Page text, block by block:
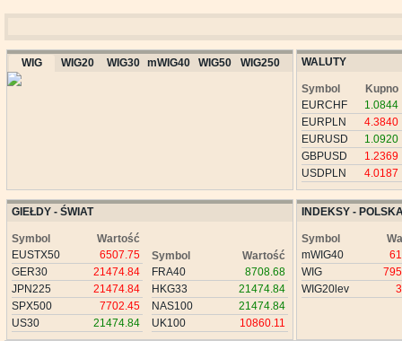
WIG WIG20 WIG30 mWIG40 WIG50 WIG250 WALUTY
Symbol
Kupno
EURCHF
1.0844
EURPLN
4.3840
EURUSD
1.0920
GBPUSD
1.2369
USDPLN
4.0187
GIEŁDY - ŚWIAT
Symbol
Wartość
EUSTX50
6507.75
GER30
21474.84
JPN225
21474.84
SPX500
7702.45
US30
21474.84
Symbol
Wartość
FRA40
8708.68
HKG33
21474.84
NAS100
21474.84
UK100
10860.11
INDEKSY -
Symbol
mWIG40
WIG
WIG20lev